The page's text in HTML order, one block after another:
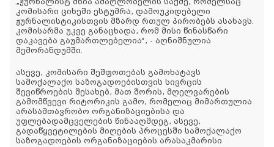
„ჟურნალისტ მზია ამაღლობელის საქმე, რომელსაც
კომისარი ციხეში ესტუმრა, დამოუკიდებელი
ჟურნალისტიკისთვის მზარდ რთულ პირობებს ასახავს.
კომისარმა უკვე განაცხადა, რომ მისი წინასწარი
დაკავება გაუმართლებელია“, - აღნიშნულია
მემორანდუმში.
ასევე, კომისარი შეშფოთებას გამოხატავს
სამოქალაქო საზოგადოებისთვის სივრცის
შევიწროების შესახებ, მათ შორის, მღელვარების
გამომწვევი რიტორიკის გამო, რომელიც მიმართულია
არასამთავრობო ორგანიზაციებისა და
უფლებადამცველების წინააღმდეგ, ასევე,
გადაწყვეტილების მიღების პროცესში სამოქალაქო
საზოგადოების ორგანიზაციების არასაკმარისი